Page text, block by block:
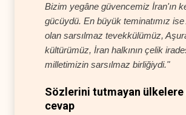
Bizim yegâne güvencemiz İran'ın
gücüydü. En büyük teminatımız
olan sarsılmaz tevekkülümüz,
kültürümüz, İran halkının çelik
milletimizin sarsılmaz birliğiydi."
Sözlerini tutmayan ülkelere
cevap